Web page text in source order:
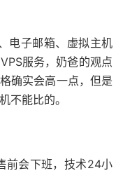
电子邮箱、虚拟主机
服务，奶爸的观点
确实会高一点，但是
不能比的。
前会下班，技术24小